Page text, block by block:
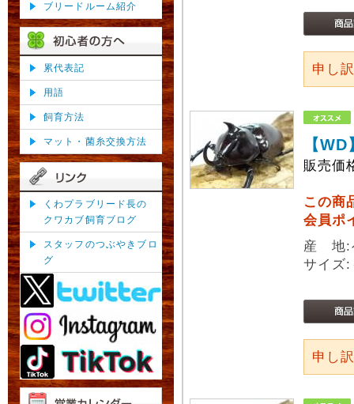
ブリードルーム紹介
累代表記
用語
飼育方法
マット・菌糸交換方法
くわプラブリード長の
クワカブ飼育ブログ
スタッフのつぶやきブロ
グ
申し
【
販売価
この商
会員ポ
産 地:
サイ
申し